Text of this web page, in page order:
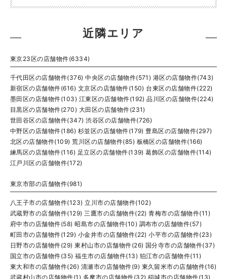
近隣エリア
東京23区の店舗物件(6334)
千代田区の店舗物件(376) 中央区の店舗物件(571) 港区の店舗物件(743)
新宿区の店舗物件(616) 文京区の店舗物件(150) 台東区の店舗物件(222)
墨田区の店舗物件(103) 江東区の店舗物件(192) 品川区の店舗物件(224)
目黒区の店舗物件(270) 大田区の店舗物件(231)
世田谷区の店舗物件(347) 渋谷区の店舗物件(726)
中野区の店舗物件(186) 杉並区の店舗物件(179) 豊島区の店舗物件(297)
北区の店舗物件(109) 荒川区の店舗物件(85) 板橋区の店舗物件(166)
練馬区の店舗物件(116) 足立区の店舗物件(139) 葛飾区の店舗物件(114)
江戸川区の店舗物件(172)
東京市部の店舗物件(981)
八王子市の店舗物件(123) 立川市の店舗物件(102)
武蔵野市の店舗物件(129) 三鷹市の店舗物件(22) 青梅市の店舗物件(11)
府中市の店舗物件(58) 昭島市の店舗物件(10) 調布市の店舗物件(57)
町田市の店舗物件(129) 小金井市の店舗物件(22) 小平市の店舗物件(23)
日野市の店舗物件(29) 東村山市の店舗物件(26) 国分寺市の店舗物件(37)
国立市の店舗物件(35) 福生市の店舗物件(13) 狛江市の店舗物件(11)
東大和市の店舗物件(26) 清瀬市の店舗物件(9) 東久留米市の店舗物件(16)
武蔵村山市の店舗物件(1) 多摩市の店舗物件(32) 稲城市の店舗物件(13)